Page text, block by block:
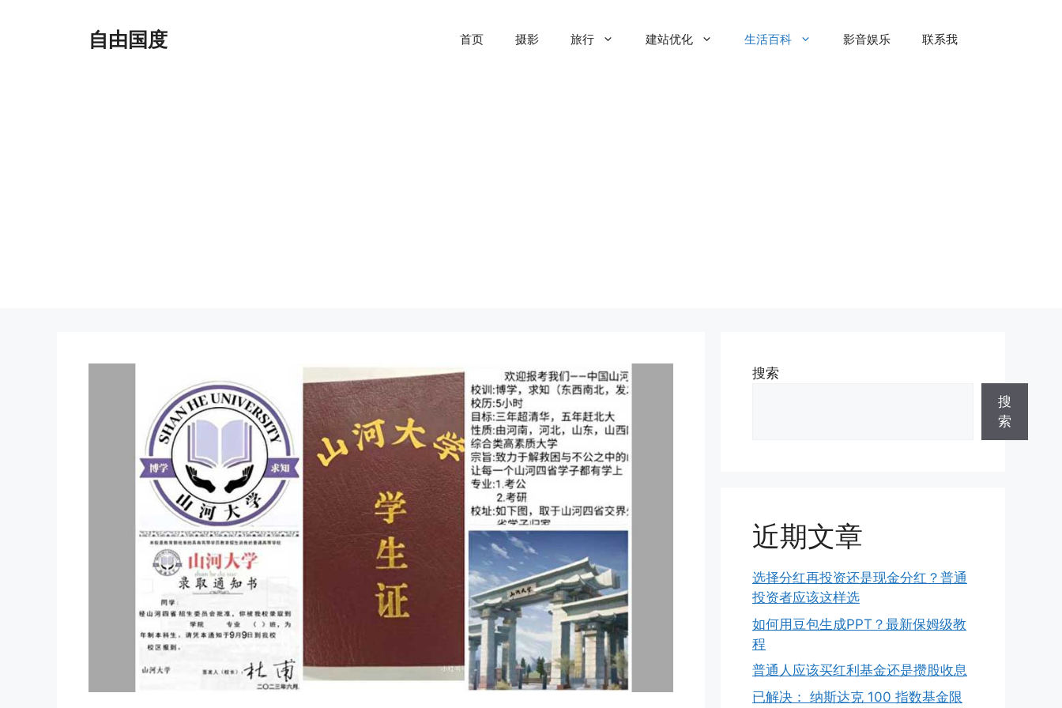
自由国度 首页 摄影 旅行 建站优化 生活百科 影音娱乐 联系我
搜索
搜
索
近期文章
选择分红再投资还是现金分红？普通
投资者应该这样选
如何用豆包生成PPT？最新保姆级教
程
普通人应该买红利基金还是攒股收息
已解决： 纳斯达克 100 指数基金限